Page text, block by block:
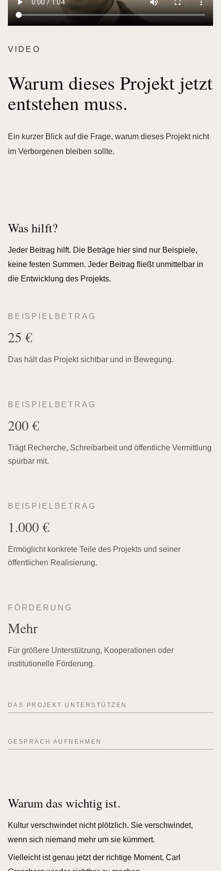
VIDEO
Warum dieses Projekt jetzt
entstehen muss.
Ein kurzer Blick auf die Frage, warum dieses Projekt nicht
im Verborgenen bleiben sollte.
Was hilft?
Jeder Beitrag hilft. Die Beträge hier sind nur Beispiele,
keine festen Summen. Jeder Beitrag fließt unmittelbar in
die Entwicklung des Projekts.
BEISPIELBETRAG
25 €
Das hält das Projekt sichtbar und in Bewegung.
BEISPIELBETRAG
200 €
Trägt Recherche, Schreibarbeit und öffentliche Vermittlung
spürbar mit.
BEISPIELBETRAG
1.000 €
Ermöglicht konkrete Teile des Projekts und seiner
öffentlichen Realisierung.
FÖRDERUNG
Mehr
Für größere Unterstützung, Kooperationen oder
institutionelle Förderung.
DAS PROJEKT UNTERSTÜTZEN
GESPRÄCH AUFNEHMEN
Warum das wichtig ist.
Kultur verschwindet nicht plötzlich. Sie verschwindet,
wenn sich niemand mehr um sie kümmert.
Vielleicht ist genau jetzt der richtige Moment, Carl